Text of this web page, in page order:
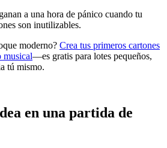
a una hora de pánico cuando tu
son inutilizables.
moderno? Crea tus primeros cartones
musical—es gratis para lotes pequeños,
tú mismo.
en una partida de